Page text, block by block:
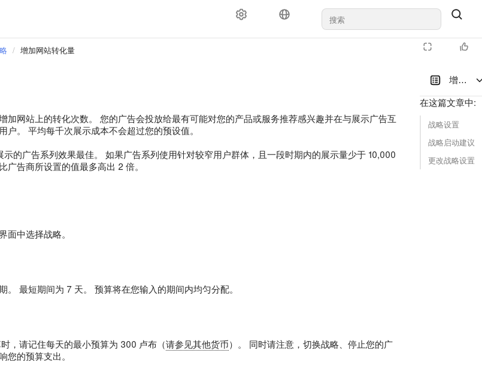
位
Commander
对于代理机构
增加网
在这篇文章中:
战略设置
战略启动建议
更改战略设置
增加网站转化量
加网站上的转化次数。 您的广告会投放给最有可能对您的产品或服务推荐感兴趣并在与展示广告互
。 平均每千次展示成本不会超过您的预设值。
的广告系列效果最佳。 如果广告系列使用针对较窄用户群体，且一段时期内的展示量少于 10,000
告商所设置的值最多高出 2 倍。
中选择战略。
最短期间为 7 天。 预算将在您输入的期间内均匀分配。
，请记住每天的最小预算为 300 卢布（请参见其他货币）。 同时请注意，切换战略、停止您的广
的预算支出。